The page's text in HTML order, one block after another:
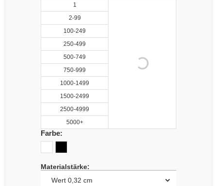
1
2-99
100-249
250-499
500-749
750-999
1000-1499
1500-2499
2500-4999
5000+
Farbe:
Materialstärke: